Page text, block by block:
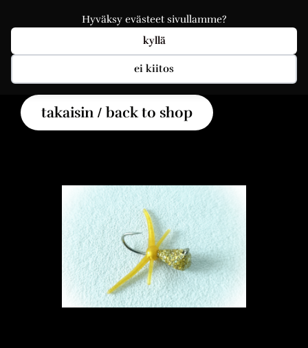
Hyväksy evästeet sivullamme?
kyllä
ei kiitos